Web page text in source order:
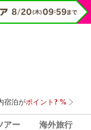
アー 海外旅行